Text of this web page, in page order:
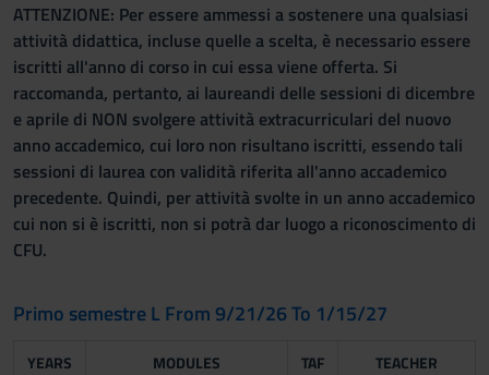
ATTENZIONE: Per essere ammessi a sostenere una qualsiasi
attività didattica, incluse quelle a scelta, è necessario essere
iscritti all'anno di corso in cui essa viene offerta. Si
raccomanda, pertanto, ai laureandi delle sessioni di dicembre
e aprile di NON svolgere attività extracurriculari del nuovo
anno accademico, cui loro non risultano iscritti, essendo tali
sessioni di laurea con validità riferita all'anno accademico
precedente. Quindi, per attività svolte in un anno accademico
cui non si è iscritti, non si potrà dar luogo a riconoscimento di
CFU.
Primo semestre L From 9/21/26 To 1/15/27
YEARS MODULES TAF TEACHER